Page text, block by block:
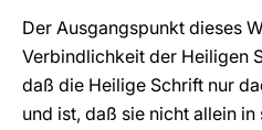
Der Ausgangspunkt dieses
Verbindlichkeit der Heiligen
daß die Heilige Schrift nur
und ist, daß sie nicht allein